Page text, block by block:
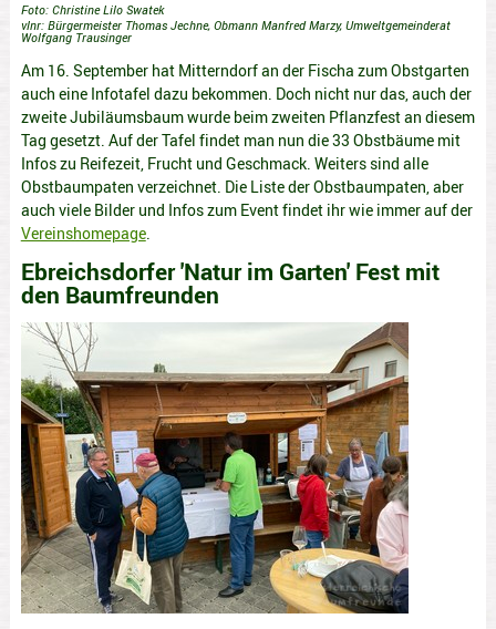
Foto: Christine Lilo Swatek
vlnr: Bürgermeister Thomas Jechne, Obmann Manfred Marzy, Umweltgemeinderat
Wolfgang Trausinger
Am 16. September hat Mitterndorf an der Fischa zum Obstgarten
auch eine Infotafel dazu bekommen. Doch nicht nur das, auch der
zweite Jubiläumsbaum wurde beim zweiten Pflanzfest an diesem
Tag gesetzt. Auf der Tafel findet man nun die 33 Obstbäume mit
Infos zu Reifezeit, Frucht und Geschmack. Weiters sind alle
Obstbaumpaten verzeichnet. Die Liste der Obstbaumpaten, aber
auch viele Bilder und Infos zum Event findet ihr wie immer auf der
Vereinshomepage.
Ebreichsdorfer 'Natur im Garten' Fest mit
den Baumfreunden